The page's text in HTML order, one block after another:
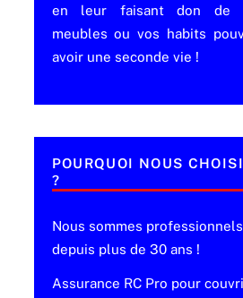
en leur faisant don de
meubles ou vos habits
avoir une seconde vie !
POURQUOI NOUS
?
Nous sommes professionnels
depuis plus de 30 ans !
Assurance RC Pro pour